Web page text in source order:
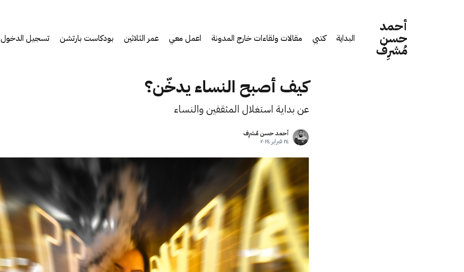
أحمد
حسن
مُشرِف
البداية كتبي مقالات ولقاءات خارج المدونة اعمل معي عمر الثلاثين بودكاست بارتشن تسجيل الدخول
كيف أصبح النساء يدخّن؟
عن بداية استغلال المثقفين والنساء
أحمد حسن مُشرِف
٢٤ فبراير ٢٠٢٤